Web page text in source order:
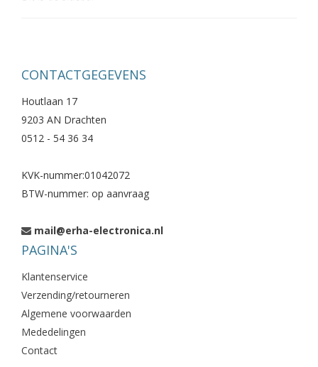
CONTACTGEGEVENS
Houtlaan 17
9203 AN Drachten
0512 - 54 36 34
KVK-nummer:01042072
BTW-nummer: op aanvraag
mail@erha-electronica.nl
PAGINA'S
Klantenservice
Verzending/retourneren
Algemene voorwaarden
Mededelingen
Contact